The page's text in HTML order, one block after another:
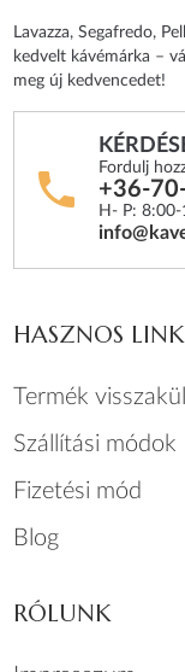
Lavazza, Segafredo,
kedvelt kávémárka –
meg új kedvencedet!
Fordulj
+36-
H- P:
HASZNOS
Termék
Szállítási módok
Fizetési mód
Blog
RÓLUNK